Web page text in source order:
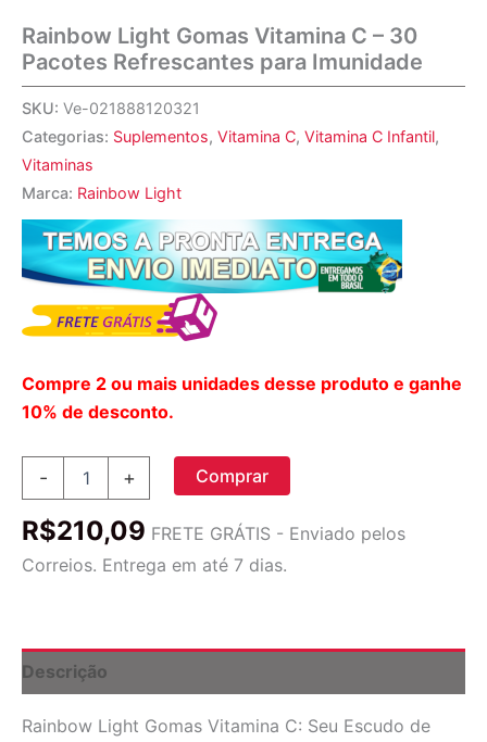
Rainbow Light Gomas Vitamina C – 30
Pacotes Refrescantes para Imunidade
SKU: Ve-021888120321
Categorias: Suplementos, Vitamina C, Vitamina C Infantil,
Vitaminas
Marca: Rainbow Light
Compre 2 ou mais unidades desse produto e ganhe
10% de desconto.
-
Vitamina
-
para
Imunidade
+ Comprar
R$210,09 FRETE GRÁTIS - Enviado pelos
Correios. Entrega em até 7 dias.
Descrição
Rainbow Light Gomas Vitamina C: Seu Escudo de